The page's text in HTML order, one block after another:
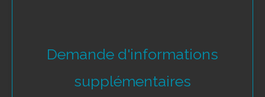
Demande d'informations
supplémentaires